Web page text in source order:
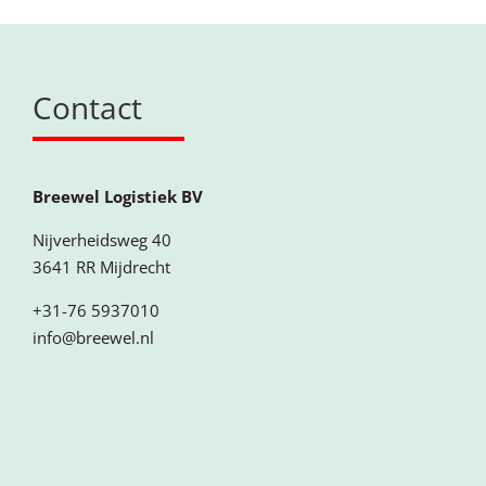
Contact
Breewel Logistiek BV
Nijverheidsweg 40
3641 RR Mijdrecht
+31-76 5937010
info@breewel.nl